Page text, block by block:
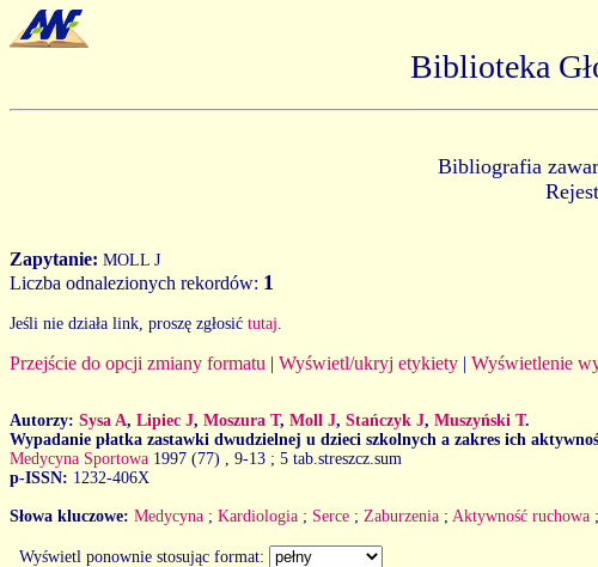
Biblioteka
Bibliografia
Zapytanie: MOLL J
Liczba odnalezionych rekordów: 1
Jeśli nie działa link, proszę zgłosić tutaj
Przejście do opcji zmiany formatu | Wyświetl/ukryj etykiety | Wyświetlenie
Autorzy: Sysa A, Lipiec J, Moszura T, Moll J, Stańczyk J, Muszyński T.
Wypadanie płatka zastawki dwudzielnej u dzieci szkolnych a zakres ich
Medycyna Sportowa 1997 (77)
, 9-13 ; 5 tab.streszcz.sum
p-ISSN: 1232-406X
Słowa kluczowe: Medycyna ; Kardiologia ; Serce ; Zaburzenia ; Aktywność ruchowa ;
Wyświetl ponownie stosując format: